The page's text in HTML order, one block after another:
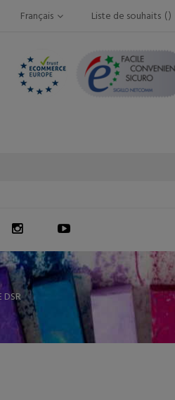
Liste de souhaits
Français
DSR